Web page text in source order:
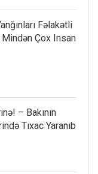
Fəlakətli
Mindən Çox Insan
– Bakının
Tıxac Yaranıb